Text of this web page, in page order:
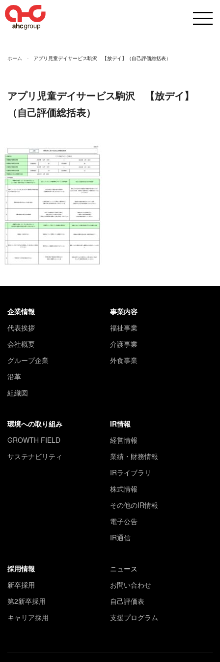
ホーム アプリ児童デイサービス駒沢 【放デイ】（自己評価総括表）
アプリ児童デイサービス駒沢 【放デイ】
（自己評価総括表）
企業情報
代表挨拶
会社概要
グループ企業
沿革
組織図
事業内容
福祉事業
介護事業
外食事業
環境への取り組み
GROWTH FIELD
サステナビリティ
IR情報
経営情報
業績・財務情報
IRライブラリ
株式情報
その他のIR情報
電子公告
IR通信
採用情報
新卒採用
第2新卒採用
キャリア採用
ニュース
お問い合わせ
自己評価表
支援プログラム